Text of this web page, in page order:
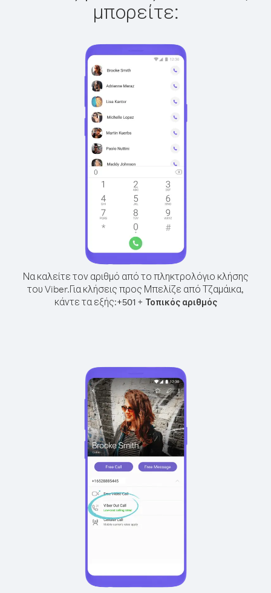
μπορείτε:
Να καλείτε τον αριθμό από το πληκτρολόγιο κλήσης
του Viber.Για κλήσεις προς Μπελίζε από Τζαμάικα,
κάντε τα εξής:+501+ Τοπικός αριθμός